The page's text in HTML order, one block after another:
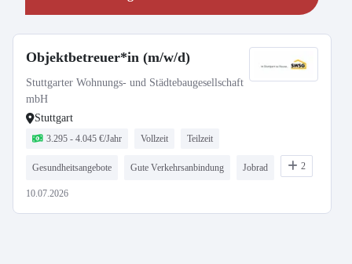
Objektbetreuer*in (m/w/d)
Stuttgarter Wohnungs- und Städtebaugesellschaft
mbH
Stuttgart
3.295 - 4.045 €/Jahr Vollzeit Teilzeit
Gesundheitsangebote Gute Verkehrsanbindung Jobrad 2
10.07.2026